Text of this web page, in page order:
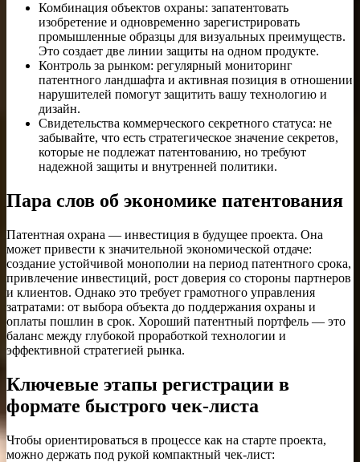
Комбинация объектов охраны: запатентовать
изобретение и одновременно зарегистрировать
промышленные образцы для визуальных преимуществ.
Это создает две линии защиты на одном продукте.
Контроль за рынком: регулярный мониторинг
патентного ландшафта и активная позиция в отношении
нарушителей помогут защитить вашу технологию и
дизайн.
Свидетельства коммерческого секретного статуса: не
забывайте, что есть стратегическое значение секретов,
которые не подлежат патентованию, но требуют
надежной защиты и внутренней политики.
Пара слов об экономике патентования
Патентная охрана — инвестиция в будущее проекта. Она
может привести к значительной экономической отдаче:
создание устойчивой монополии на период патентного срока,
привлечение инвестиций, рост доверия со стороны партнеров
и клиентов. Однако это требует грамотного управления
затратами: от выбора объекта до поддержания охраны и
оплаты пошлин в срок. Хороший патентный портфель — это
баланс между глубокой проработкой технологии и
эффективной стратегией рынка.
Ключевые этапы регистрации в
формате быстрого чек-листа
Чтобы ориентироваться в процессе как на старте проекта,
можно держать под рукой компактный чек-лист: